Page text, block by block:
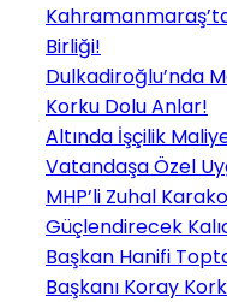
Birliği!
Dulkadiroğlu’nda
Korku Dolu Anlar!
Altında İşçilik
Vatandaşa Özel
MHP’li Zuhal
Güçlendirecek
Başkan Hanifi
Başkanı Koray